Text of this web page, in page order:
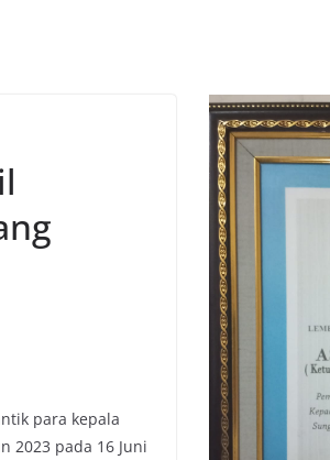
para kepala
2023 pada 16 Juni